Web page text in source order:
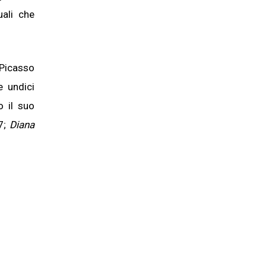
che
undici
il suo
Diana